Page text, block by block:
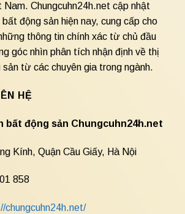
Nam. Chungcuhn24h.net cập nhật
động sản hiện nay, cung cấp cho
thông tin chính xác từ chủ đầu
góc nhìn phân tích nhận định về thị
từ các chuyên gia trong ngành.
HỆ
bất động sản Chungcuhn24h.net
Kính, Quận Cầu Giấy, Hà Nội
858
chungcuhn24h.net/